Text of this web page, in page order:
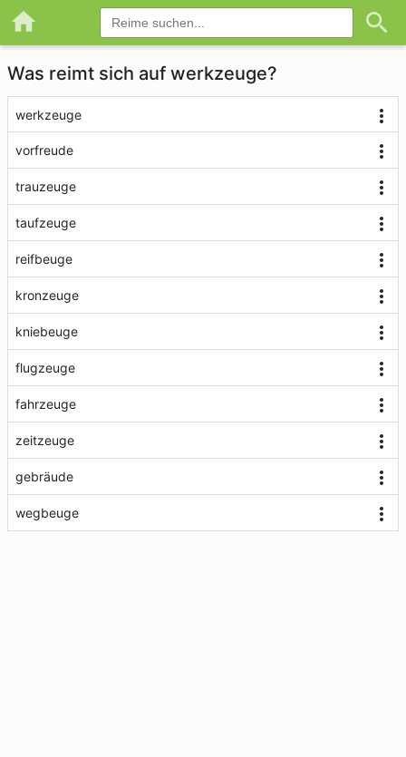
Was reimt sich auf werkzeuge?
werkzeuge
vorfreude
trauzeuge
taufzeuge
reifbeuge
kronzeuge
kniebeuge
flugzeuge
fahrzeuge
zeitzeuge
gebräude
wegbeuge